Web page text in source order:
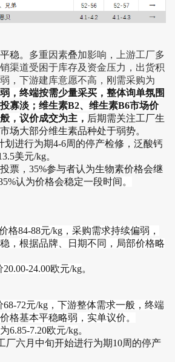
稳。 多重因素叠加影响，上游工厂多
渠道受困于库存及资金压力，出货积
，下游建库意愿不高，刚需采购为
，终端按需少量采买，整体询单氛围
寡淡；维生素B2、维生素B6市场价
，议价成交为主， 后期需关注工厂生
场大部分维生素品种处于弱势。
划进行为期4-6周的停产检修，泛酸钙
美元/kg。
票，35%参与者认为生物素价格会继
认为价格会稳定一段时间 。
格84-88元/kg，采购需求持续偏弱，
，根据品牌、日期不同，局部价格略
24.00欧元/kg。
72元/kg， 下游整体需求一般，终端
格基本平稳略弱，实单议价。
6.85-7.20欧元/kg。
厂六月中旬开始进行为期10周的停产